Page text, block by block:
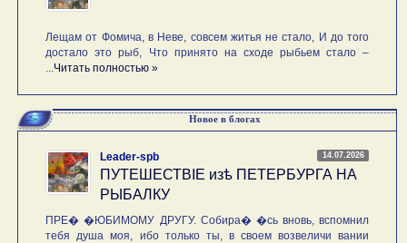
Лещам от Фомича, в Неве, совсем житья не стало, И до того
достало это рыб, Что принято на сходе рыбьем стало –
Читать полностью »
Новое в блогах
14.07.2026
Leader-spb
ПУТЕШЕСТВIE изѣ ПЕТЕРБУРГА НА
РЫБАЛКУ
ПРЕ� �ЮБИМОМУ ДРУГУ. Собира� �сь вновь, вспомнил
тебя душа моя, ибо только ты, в своем возвеличи вании